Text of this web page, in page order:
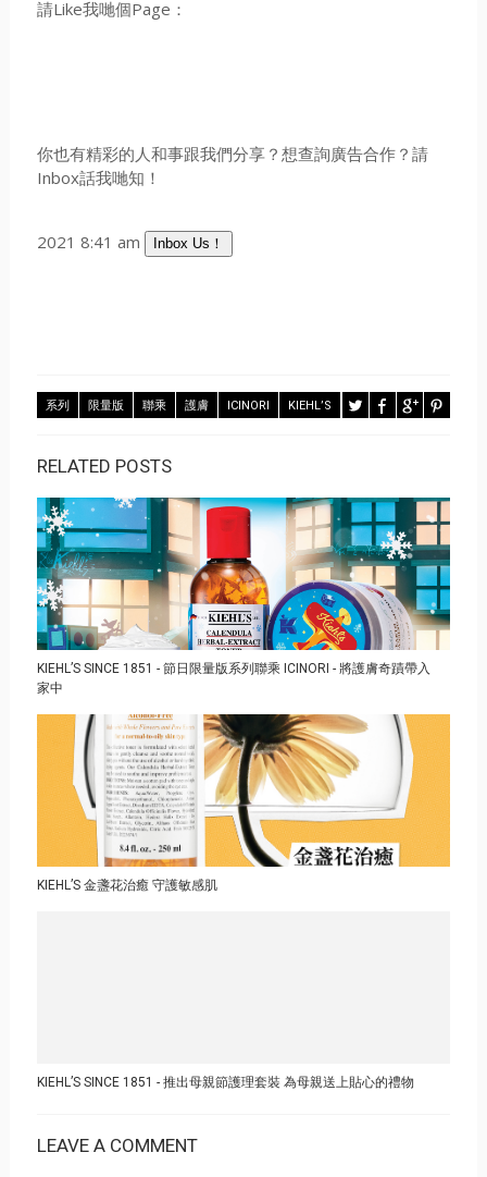
請Like我哋個Page：
你也有精彩的人和事跟我們分享？想查詢廣告合作？請
Inbox話我哋知！
2021 8:41 am Inbox Us！
系列 限量版 聯乘 護膚 ICINORI KIEHL’S
RELATED POSTS
KIEHL’S SINCE 1851 - 節日限量版系列聯乘 ICINORI - 將護膚奇蹟帶入
家中
KIEHL’S 金盞花治癒 守護敏感肌
KIEHL’S SINCE 1851 - 推出母親節護理套裝 為母親送上貼心的禮物
LEAVE A COMMENT